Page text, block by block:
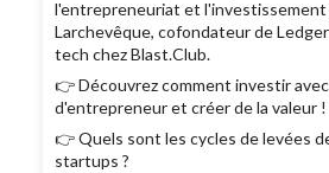
l'entrepreneuriat et l'investissement
Larchevêque, cofondateur de
tech chez Blast.Club.
👉 Découvrez comment investir
d'entrepreneur et créer de la valeur !
👉 Quels sont les cycles de levées
startups ?